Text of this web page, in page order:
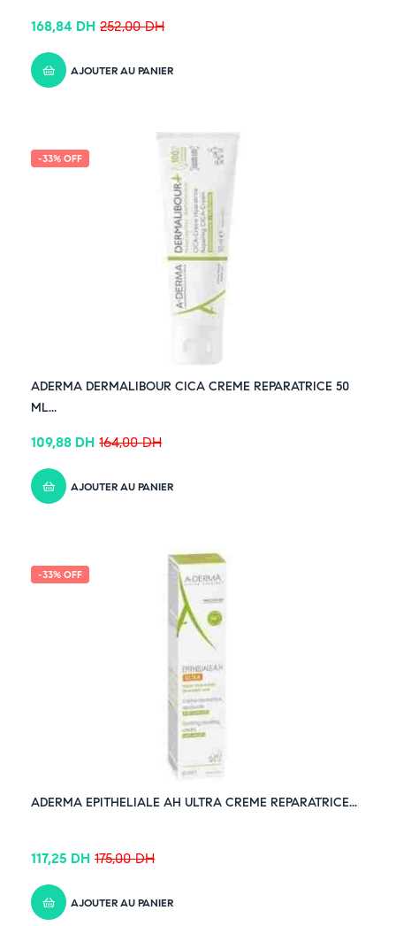
252,00DH
168,84 DH
AJOUTER AU PANIER
-33% OFF
ADERMA DERMALIBOUR CICA CREME REPARATRICE 50
ML...
164,00DH
109,88 DH
AJOUTER AU PANIER
-33% OFF
ADERMA EPITHELIALE AH ULTRA CREME REPARATRICE...
175,00DH
117,25 DH
AJOUTER AU PANIER